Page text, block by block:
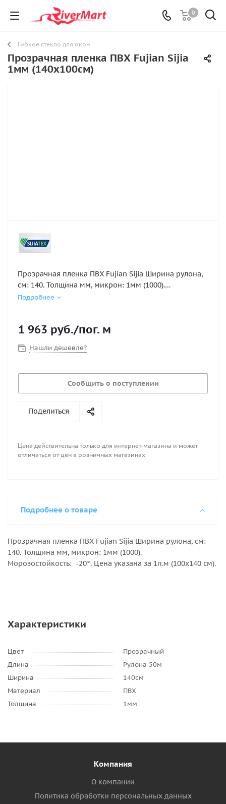
0
Гибкое стекло для окон
Прозрачная пленка ПВХ Fujian Sijia
1мм (140х100см)
Прозрачная пленка ПВХ Fujian Sijia Ширина рулона,
см: 140. Толщина мм, микрон: 1мм (1000).
Морозостойкость: -20°. Цена указана за 1п.м
Подробнее
1 963 руб./пог. м
Нашли дешевле?
Сообщить о поступлении
Поделиться
Цена действительна только для интернет-магазина и может
отличаться от цен в розничных магазинах
Подробнее о товаре
Прозрачная пленка ПВХ Fujian Sijia Ширина рулона, см:
140. Толщина мм, микрон: 1мм (1000).
Морозостойкость: -20°. Цена указана за 1п.м (100х140 см).
Характеристики
Цвет
Прозрачный
Длина
Рулона 50м
Ширина
140см
Материал
ПВХ
Толщина
1мм
Компания
О компании
Политика обработки персональных данных